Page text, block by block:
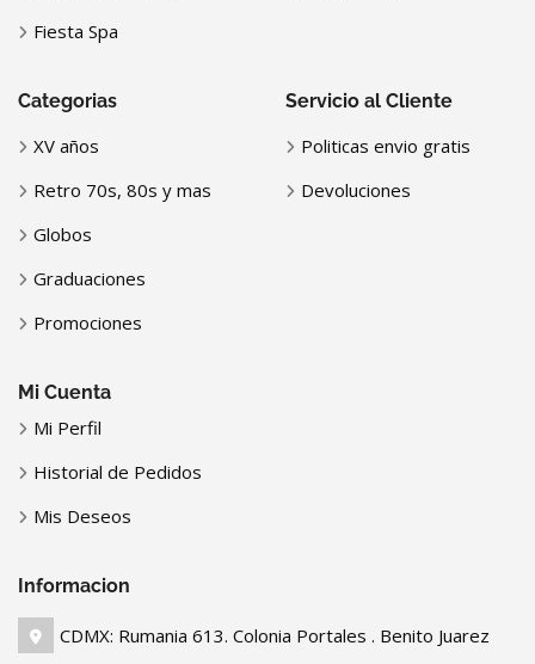
Fiesta Spa
Categorias
XV años
Retro 70s, 80s y mas
Globos
Graduaciones
Promociones
Servicio al Cliente
Politicas envio gratis
Devoluciones
Mi Cuenta
Mi Perfil
Historial de Pedidos
Mis Deseos
Informacion
CDMX: Rumania 613. Colonia Portales . Benito Juarez